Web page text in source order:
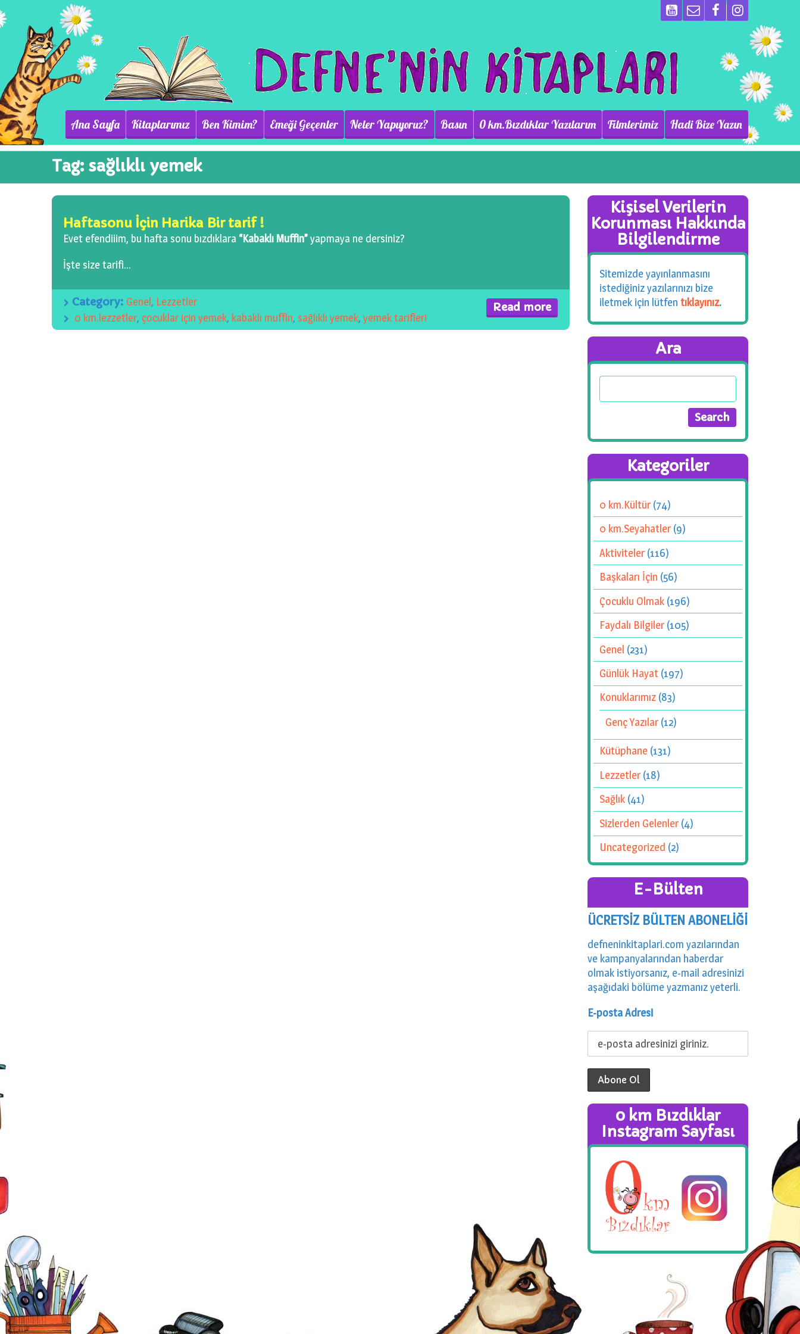
Ana Sayfa Kitaplarımız Ben Kimim? Emeği Geçenler Neler Yapıyoruz? Basın 0 km.Bızdıklar Yazılarım Filmlerimiz Hadi Bize Yazın
Tag: sağlıklı yemek
Haftasonu İçin Harika Bir tarif !
Evet efendiiim, bu hafta sonu bızdıklara “Kabaklı Muffin”yapmaya ne dersiniz?
İşte size tarifi…
Read more
Category: Genel, Lezzetler
0 km.lezzetler, çocuklar için yemek, kabaklı muffin, sağlıklı yemek, yemek tarifleri
Kişisel Verilerin
Korunması Hakkında
Bilgilendirme
Sitemizde yayınlanmasını
istediğiniz yazılarınızı bize
iletmek için lütfen tıklayınız.
Ara
Kategoriler
0 km.Kültür(74)
0 km.Seyahatler(9)
Aktiviteler(116)
Başkaları İçin (56)
Çocuklu Olmak (196)
Faydalı Bilgiler(105)
Genel (231)
Günlük Hayat (197)
Konuklarımız (83)
Genç Yazılar(12)
Kütüphane (131)
Lezzetler(18)
Sağlık (41)
Sizlerden Gelenler(4)
Uncategorized (2)
E-Bülten
ÜCRETSİZ BÜLTEN ABONELİĞİ
defneninkitaplari.com yazılarından
ve kampanyalarından haberdar
olmak istiyorsanız, e-mail adresinizi
aşağıdaki bölüme yazmanız yeterli.
E-posta Adresi
0 km Bızdıklar
Instagram Sayfası